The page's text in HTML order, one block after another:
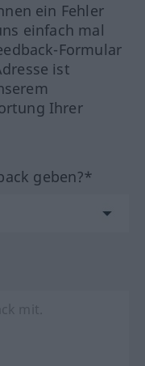
ein Fehler
einfach mal
Formular
ist
Ihrer
geben?*